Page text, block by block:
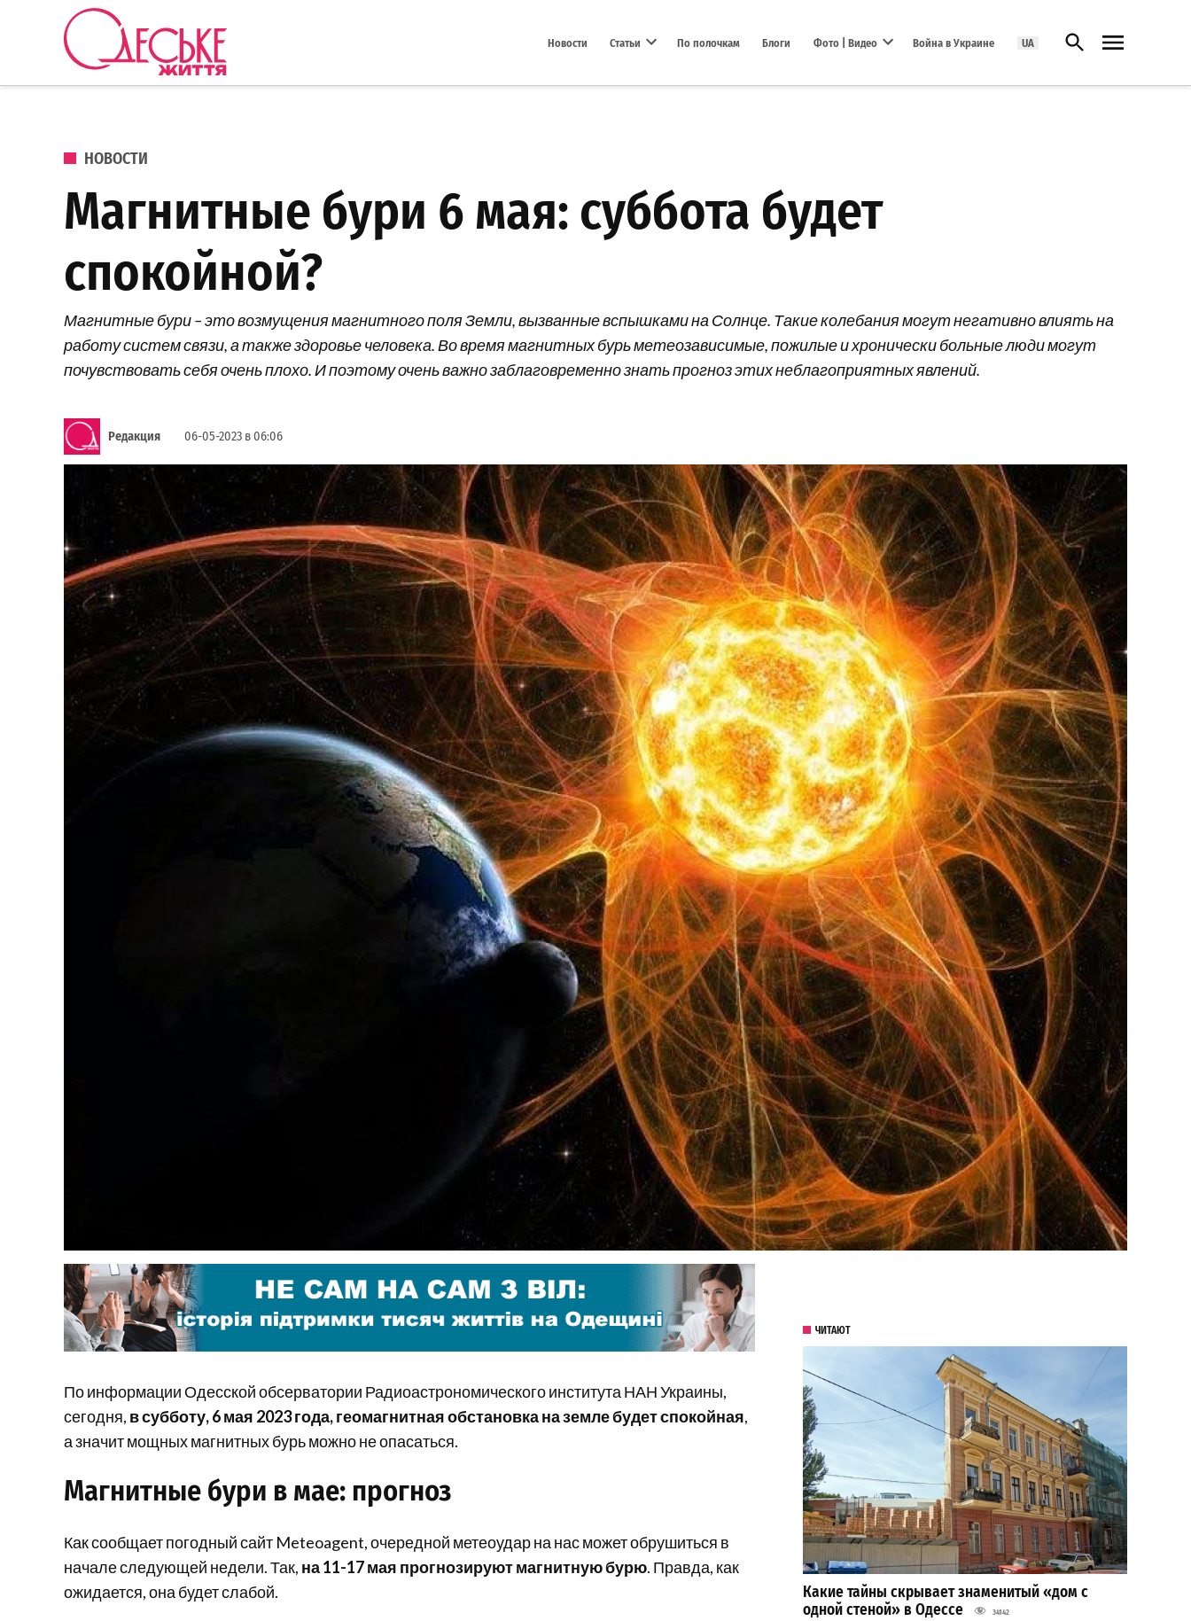
Перейти к содержанию
Новости Статьи По полочкам Блоги Фото | Видео Война в Украине UA Открыть поиск
ОПУБЛИКОВАНО В
НОВОСТИ
Магнитные бури 6 мая: суббота будет
спокойной?
Магнитные бури – это возмущения магнитного поля Земли, вызванные вспышками на Солнце. Такие колебания могут негативно влиять на
работу систем связи, а также здоровье человека. Во время магнитных бурь метеозависимые, пожилые и хронически больные люди могут
почувствовать себя очень плохо. И поэтому очень важно заблаговременно знать прогноз этих неблагоприятных явлений.
Редакция 06-05-2023 в 06:06
По информации Одесской обсерватории Радиоастрономического института НАН Украины,
сегодня, в субботу, 6 мая 2023 года, геомагнитная обстановка на земле будет спокойная,
а значит мощных магнитных бурь можно не опасаться.
Магнитные бури в мае: прогноз
Как сообщает погодный сайт Meteoagent, очередной метеоудар на нас может обрушиться в
начале следующей недели. Так, на 11-17 мая прогнозируют магнитную бурю. Правда, как
ожидается, она будет слабой.
ЧИТАЮТ
Какие тайны скрывает знаменитый «дом с
одной стеной» в Одессе
34142